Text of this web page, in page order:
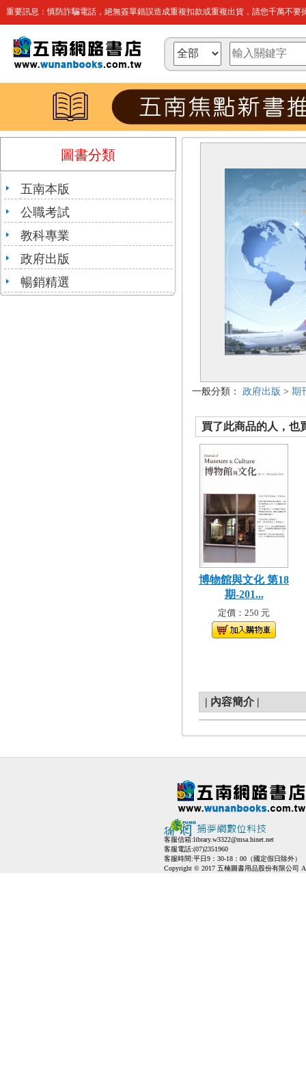
重要訊息：慎防詐騙電話，絕無簽單錯誤造成重複扣款或重複出貨，請您千萬不要
圖書分類
五南本版
公職考試
教科專業
政府出版
暢銷精選
一般分類： 政府出版 > 期
買了此商品的人，也
博物館與文化 第18
期-201...
定價：250 元
| 內容簡介 |
客服信箱:library.w3322@msa.hinet.net
客服電話:(07)2351960
客服時間:平日9：30-18：00（國定假日除外）
Copyright © 2017 五楠圖書用品股份有限公司